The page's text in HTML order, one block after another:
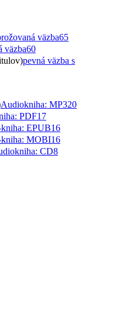
väzba65
väzba60
pevná väzba s
Audiokniha: MP320
PDF17
EPUB16
MOBI16
CD8